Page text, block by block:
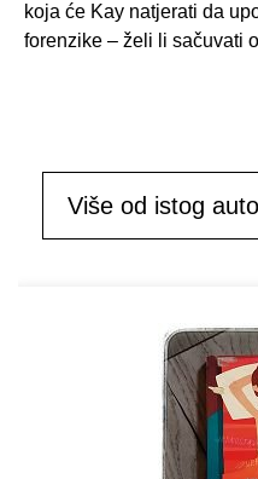
koja će Kay natjerati da
forenzike – želi li sačuvati
Više od istog